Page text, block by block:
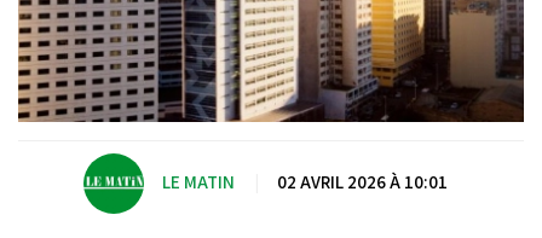
LE MATIN 02 AVRIL 2026 À 10:01